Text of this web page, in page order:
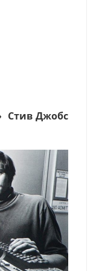
Стив Джобс